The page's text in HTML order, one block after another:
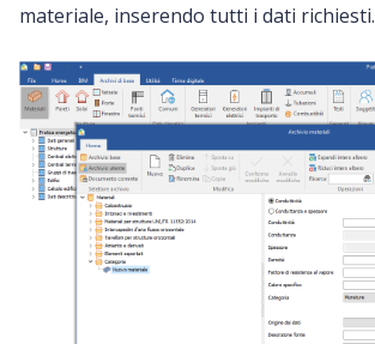
materiale, inserendo tutti i dati richiesti.